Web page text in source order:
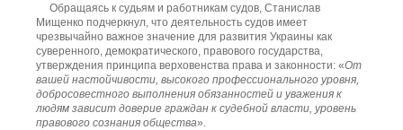
Обращаясь к судьям и работникам судов, Станислав
Мищенко подчеркнул, что деятельность судов имеет
чрезвычайно важное значение для развития Украины как
суверенного, демократического, правового государства,
утверждения принципа верховенства права и законности: «От
вашей настойчивости, высокого профессионального уровня,
добросовестного выполнения обязанностей и уважения к
людям зависит доверие граждан к судебной власти, уровень
правового сознания общества».